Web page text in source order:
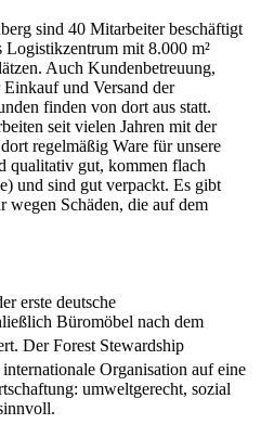
sind 40 Mitarbeiter beschäftigt
Logistikzentrum mit 8.000 m²
Auch Kundenbetreuung,
und Versand der
finden von dort aus statt.
seit vielen Jahren mit der
regelmäßig Ware für unsere
qualitativ gut, kommen flach
und sind gut verpackt. Es gibt
wegen Schäden, die auf dem
erste deutsche
Büromöbel nach dem
Der Forest Stewardship
Organisation auf eine
umweltgerecht, sozial